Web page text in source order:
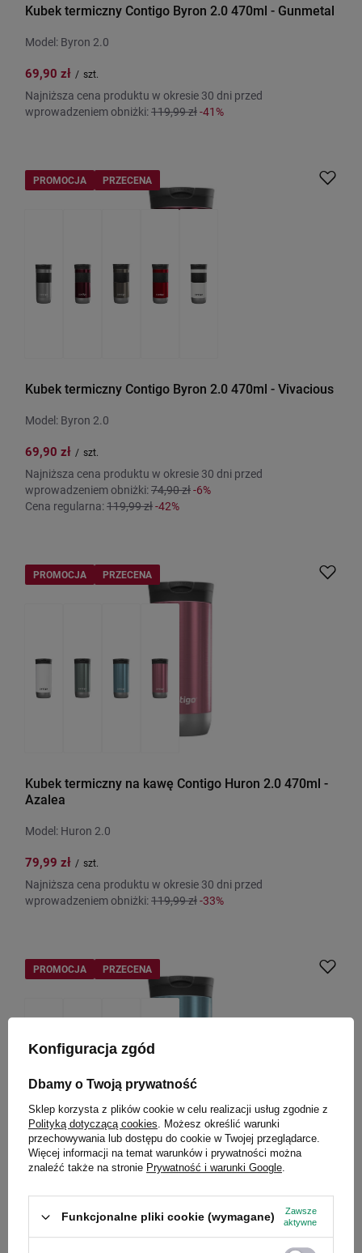
Kubek termiczny Contigo Byron 2.0 470ml - Gunmetal
Model: Byron 2.0
69,90 zł / szt.
Najniższa cena produktu w okresie 30 dni przed
wprowadzeniem obniżki:119,99 zł-41%
PROMOCJA PRZECENA
Kubek termiczny Contigo Byron 2.0 470ml - Vivacious
Model: Byron 2.0
69,90 zł / szt.
Najniższa cena produktu w okresie 30 dni przed
wprowadzeniem obniżki:74,90 zł-6%
Cena regularna:119,99 zł-42%
PROMOCJA PRZECENA
Kubek termiczny na kawę Contigo Huron 2.0 470ml -
Azalea
Model: Huron 2.0
79,99 zł / szt.
Najniższa cena produktu w okresie 30 dni przed
wprowadzeniem obniżki:119,99 zł-33%
PROMOCJA PRZECENA
Kubek termiczny na kawę Contigo Huron 2.0 470ml -
Dark ice
Model: Huron 2.0
Konfiguracja zgód
Dbamy o Twoją prywatność
Sklep korzysta z plików cookie w celu realizacji usług zgodnie z
Polityką dotyczącą cookies. Możesz określić warunki
przechowywania lub dostępu do cookie w Twojej przeglądarce.
Więcej informacji na temat warunków i prywatności można
znaleźć także na stronie Prywatność i warunki Google.
Funkcjonalne pliki cookie (wymagane)
Zawsze
aktywne